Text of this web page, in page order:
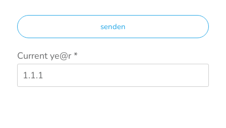
senden
Current ye@r*